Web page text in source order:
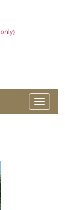
Toggle